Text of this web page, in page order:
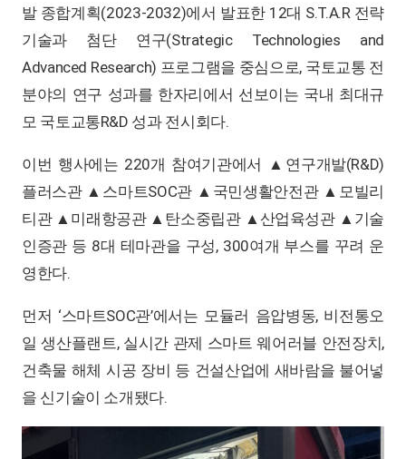
발 종합계획(2023-2032)에서 발표한 12대 S.T.A.R 전략
기술과 첨단 연구(Strategic Technologies and
Advanced Research) 프로그램을 중심으로, 국토교통 전
분야의 연구 성과를 한자리에서 선보이는 국내 최대규
모 국토교통R&D 성과 전시회다.
이번 행사에는 220개 참여기관에서 ▲연구개발(R&D)
플러스관 ▲스마트SOC관 ▲국민생활안전관 ▲모빌리
티관 ▲미래항공관 ▲탄소중립관 ▲산업육성관 ▲기술
인증관 등 8대 테마관을 구성, 300여개 부스를 꾸려 운
영한다.
먼저 ‘스마트SOC관’에서는 모듈러 음압병동, 비전통오
일 생산플랜트, 실시간 관제 스마트 웨어러블 안전장치,
건축물 해체 시공 장비 등 건설산업에 새바람을 불어넣
을 신기술이 소개됐다.